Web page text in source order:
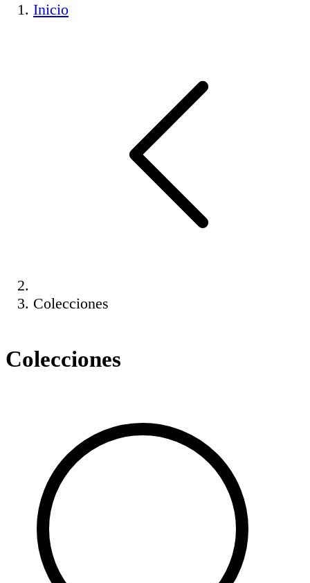
Inicio
Colecciones
Colecciones